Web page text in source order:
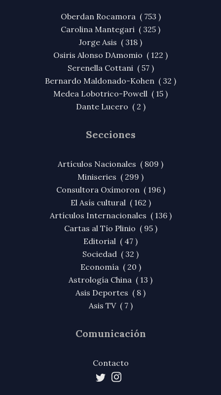
Oberdan Rocamora ( 753 )
Carolina Mantegari ( 325 )
Jorge Asis ( 318 )
Osiris Alonso DAmomio ( 122 )
Serenella Cottani ( 57 )
Bernardo Maldonado-Kohen ( 32 )
Medea Lobotrico-Powell ( 15 )
Dante Lucero ( 2 )
Secciones
Artículos Nacionales ( 809 )
Miniseries ( 299 )
Consultora Oxímoron ( 196 )
El Asís cultural ( 162 )
Artículos Internacionales ( 136 )
Cartas al Tío Plinio ( 95 )
Editorial ( 47 )
Sociedad ( 32 )
Economía ( 20 )
Astrología China ( 13 )
Asis Deportes ( 8 )
Asis TV ( 7 )
Comunicación
Contacto